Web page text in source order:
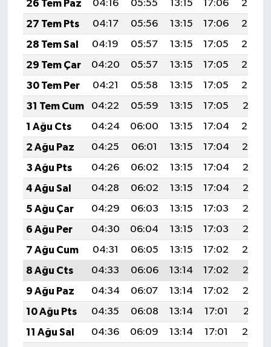
26 Tem Paz
04:16 05:55 13:15 17:06
20:26
27 Tem Pts
04:17 05:56 13:15 17:06
20:25
28 Tem Sal
04:19 05:57 13:15 17:05
20:24
29 Tem Çar
04:20 05:57 13:15 17:05
20:23
30 Tem Per
04:21 05:58 13:15 17:05
20:22
31 Tem Cum
04:22 05:59 13:15 17:05
20:21
1 Ağu Cts
04:24 06:00 13:15 17:04
20:20
2 Ağu Paz
04:25 06:01 13:15 17:04
20:19
3 Ağu Pts
04:26 06:02 13:15 17:04
20:18
4 Ağu Sal
04:28 06:02 13:15 17:04
20:17
5 Ağu Çar
04:29 06:03 13:15 17:03
20:16
6 Ağu Per
04:30 06:04 13:15 17:03
20:15
7 Ağu Cum
04:31 06:05 13:15 17:02
20:14
8 Ağu Cts
04:33 06:06 13:14 17:02
20:13
9 Ağu Paz
04:34 06:07 13:14 17:02
20:12
10 Ağu Pts
04:35 06:08 13:14 17:01
20:11
11 Ağu Sal
04:36 06:09 13:14 17:01
20:10